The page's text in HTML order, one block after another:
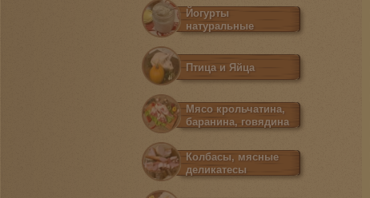
Йогурты
натуральные
Птица и Яйца
Мясо крольчатина,
баранина, говядина
Колбасы, мясные
деликатесы